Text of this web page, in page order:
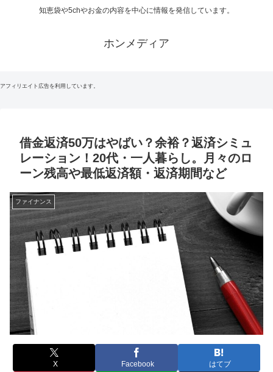
知恵袋や5chやお金の内容を中心に情報を発信しています。
ホンメディア
アフィリエイト広告を利用しています。
借金返済50万はやばい？余裕？返済シミュ
レーション！20代・一人暮らし。月々のロ
ーン残高や最低返済額・返済期間など
ファイナンス
X Facebook はてブ